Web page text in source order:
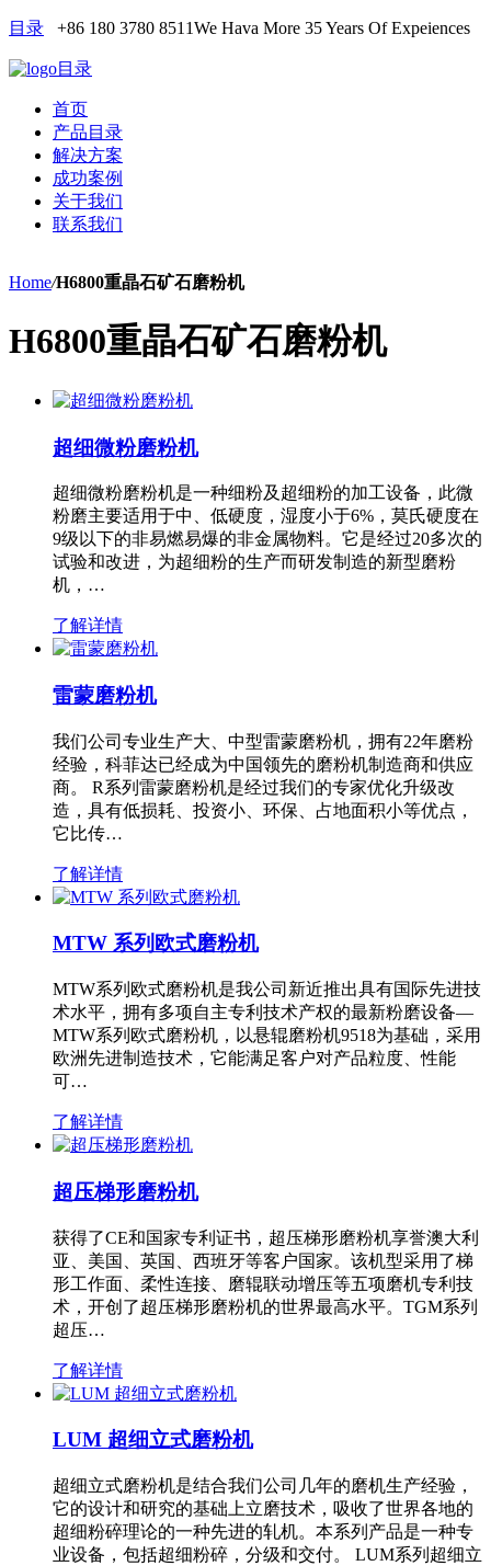
目录 +86 180 3780 8511We Hava More 35 Years Of Expeiences
目录
首页
产品目录
解决方案
成功案例
关于我们
联系我们
Home/H6800重晶石矿石磨粉机
H6800重晶石矿石磨粉机
超细微粉磨粉机
超细微粉磨粉机是一种细粉及超细粉的加工设备，此微
粉磨主要适用于中、低硬度，湿度小于6%，莫氏硬度在
9级以下的非易燃易爆的非金属物料。它是经过20多次的
试验和改进，为超细粉的生产而研发制造的新型磨粉
机，…
了解详情
雷蒙磨粉机
我们公司专业生产大、中型雷蒙磨粉机，拥有22年磨粉
经验，科菲达已经成为中国领先的磨粉机制造商和供应
商。 R系列雷蒙磨粉机是经过我们的专家优化升级改
造，具有低损耗、投资小、环保、占地面积小等优点，
它比传…
了解详情
MTW 系列欧式磨粉机
MTW系列欧式磨粉机是我公司新近推出具有国际先进技
术水平，拥有多项自主专利技术产权的最新粉磨设备—
MTW系列欧式磨粉机，以悬辊磨粉机9518为基础，采用
欧洲先进制造技术，它能满足客户对产品粒度、性能
可…
了解详情
超压梯形磨粉机
获得了CE和国家专利证书，超压梯形磨粉机享誉澳大利
亚、美国、英国、西班牙等客户国家。该机型采用了梯
形工作面、柔性连接、磨辊联动增压等五项磨机专利技
术，开创了超压梯形磨粉机的世界最高水平。TGM系列
超压…
了解详情
LUM 超细立式磨粉机
超细立式磨粉机是结合我们公司几年的磨机生产经验，
它的设计和研究的基础上立磨技术，吸收了世界各地的
超细粉碎理论的一种先进的轧机。本系列产品是一种专
业设备，包括超细粉碎，分级和交付。 LUM系列超细立